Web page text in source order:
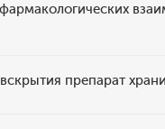
препарат